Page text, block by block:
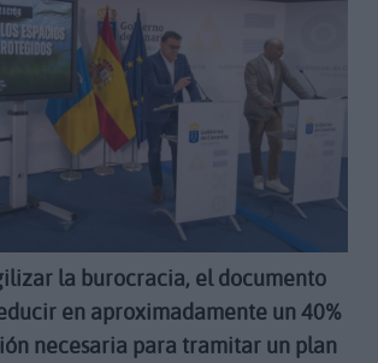
la burocracia, el documento
en aproximadamente un 40%
necesaria para tramitar un plan